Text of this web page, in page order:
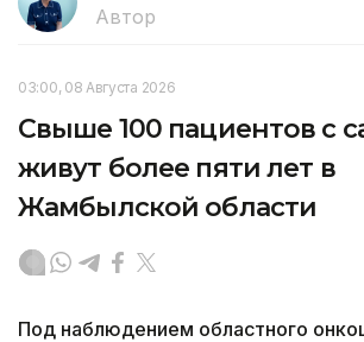
Автор
03:00, 08 Августа 2026
Свыше 100 пациентов с
живут более пяти лет в
Жамбылской области
Под наблюдением областного